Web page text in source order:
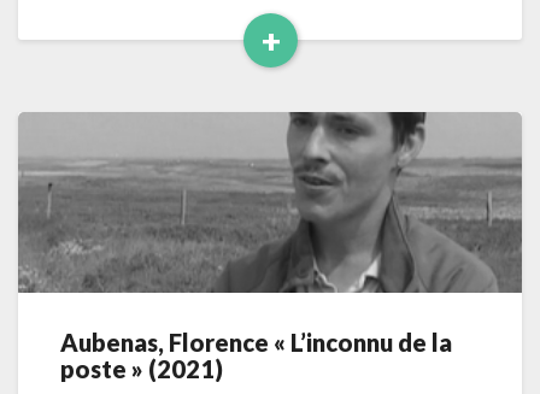
+
Read
Aubenas,
Florence
Aubenas, Florence « L’inconnu de la
poste » (2021)